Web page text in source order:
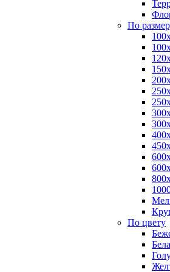
По
По цвету